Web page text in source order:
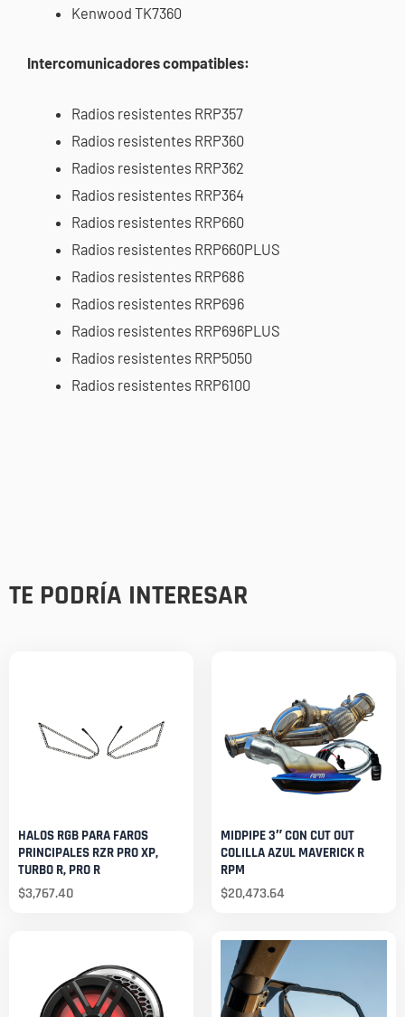
Kenwood TK7360
Intercomunicadores compatibles:
Radios resistentes RRP357
Radios resistentes RRP360
Radios resistentes RRP362
Radios resistentes RRP364
Radios resistentes RRP660
Radios resistentes RRP660PLUS
Radios resistentes RRP686
Radios resistentes RRP696
Radios resistentes RRP696PLUS
Radios resistentes RRP5050
Radios resistentes RRP6100
TE PODRÍA INTERESAR
HALOS RGB PARA FAROS
PRINCIPALES RZR PRO XP,
TURBO R, PRO R
$3,767.40
MIDPIPE 3″ CON CUT OUT
COLILLA AZUL MAVERICK R
RPM
$20,473.64